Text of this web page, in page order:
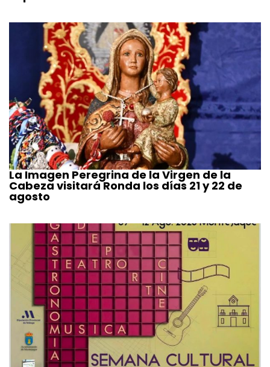
La Imagen Peregrina de la Virgen de la
Cabeza visitará Ronda los días 21 y 22 de
agosto